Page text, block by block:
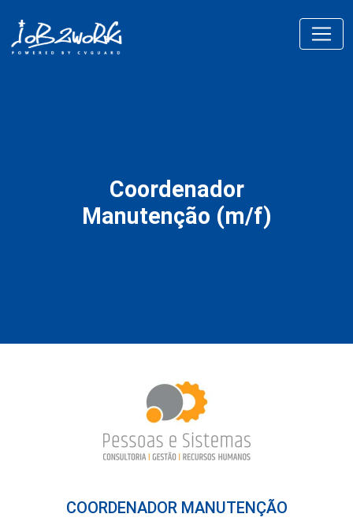
Coordenador
Manutenção (m/f)
COORDENADOR MANUTENÇÃO